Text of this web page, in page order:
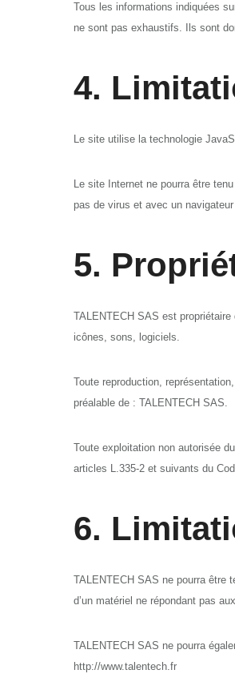
Tous les informations indiquées
ne sont pas exhaustifs. Ils sont
4.
Le site utilise la technologie
Le site Internet ne pourra être
pas de virus et avec un
5.
TALENTECH SAS est
icônes, sons, logiciels.
Toute reproduction,
préalable de : TALENTECH SAS.
Toute exploitation non autorisée
articles L.335-2 et suivants du
6.
TALENTECH SAS ne pourra être
d’un matériel ne répondant pas
TALENTECH SAS ne pourra
http://www.talentech.fr